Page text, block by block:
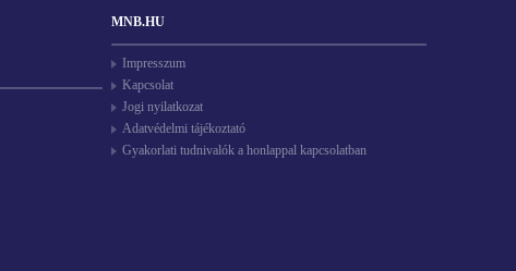
MNB.HU
Impresszum
Kapcsolat
Jogi nyilatkozat
Adatvédelmi tájékoztató
Gyakorlati tudnivalók a honlappal kapcsolatban